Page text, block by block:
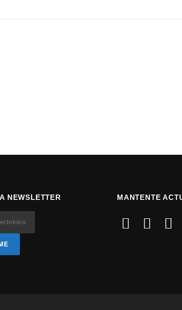
NEWSLETTER MANTENTE